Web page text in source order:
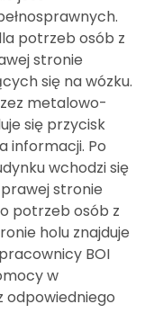
potrzeb osób z
stronie
się na wózku.
metalowo-
się przycisk
informacji. Po
wchodzi się
stronie
potrzeb osób z
holu znajduje
BOI
w
odpowiedniego